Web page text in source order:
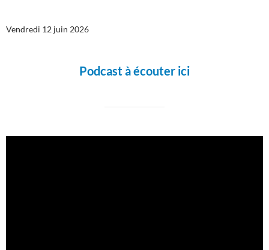
Vendredi 12 juin 2026
Podcast à écouter ici